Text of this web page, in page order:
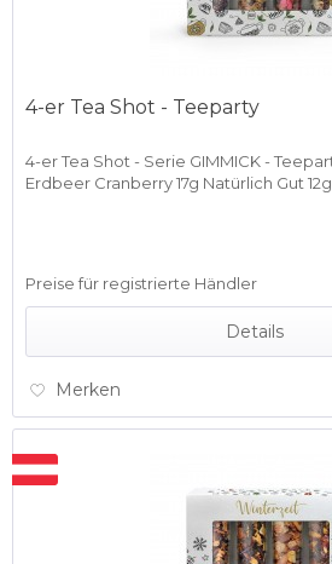
4-er Tea Shot - Teeparty
4-er Tea Shot - Serie GIMMICK -
Erdbeer Cranberry 17g Natürlich Gut
Preise für registrierte Händler
Details
Merken